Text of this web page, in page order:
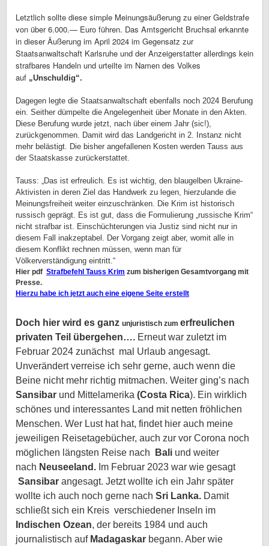
Letztlich sollte diese simple Meinungsäußerung zu einer Geldstrafe
von über 6.000.— Euro führen. Das Amtsgericht Bruchsal erkannte
in dieser Äußerung im April 2024 im Gegensatz zur
Staatsanwaltschaft Karlsruhe und der Anzeigerstatter allerdings kein
strafbares Handeln und urteilte im Namen des Volkes
auf „Unschuldig“.
Dagegen legte die Staatsanwaltschaft ebenfalls noch 2024 Berufung
ein. Seither dümpelte die Angelegenheit über Monate in den Akten.
Diese Berufung wurde jetzt, nach über einem Jahr (sic!),
zurückgenommen. Damit wird das Landgericht in 2. Instanz nicht
mehr belästigt. Die bisher angefallenen Kosten werden Tauss aus
der Staatskasse zurückerstattet.
Tauss: „Das ist erfreulich. Es ist wichtig, den blaugelben Ukraine-
Aktivisten in deren Ziel das Handwerk zu legen, hierzulande die
Meinungsfreiheit weiter einzuschränken. Die Krim ist historisch
russisch geprägt. Es ist gut, dass die Formulierung „russische Krim“
nicht strafbar ist. Einschüchterungen via Justiz sind nicht nur in
diesem Fall inakzeptabel. Der Vorgang zeigt aber, womit alle in
diesem Konflikt rechnen müssen, wenn man für
Völkerverständigung eintritt.“
Hier pdf Strafbefehl Tauss Krim zum bisherigen Gesamtvorgang mit
Presse.
Hierzu habe ich jetzt auch eine eigene Seite erstellt
Doch hier wird es ganz unjuristisch zum erfreulichen
privaten Teil übergehen…. Erneut war zuletzt im
Februar 2024 zunächst mal Urlaub angesagt.
Unverändertverreise ich sehr gerne, auch wenn die
Beine nicht mehr richtig mitmachen. Weiter ging’s nach
Sansibar und Mittelamerika (Costa Rica). Ein wirklich
schönes und interessantes Land mit netten fröhlichen
Menschen. Wer Lust hat hat, findet hier auch meine
jeweiligen Reisetagebücher, auch zur vor Corona noch
möglichen längsten Reise nach
Bali und weiter
nach Neuseeland. Im Februar 2023 war wie gesagt
Sansibar angesagt. Jetzt wollte ich ein Jahr später
wollte ich auch noch gerne nach Sri Lanka. Damit
schließt sich ein Kreis verschiedener Inseln im
Indischen Ozean, der bereits 1984 und auch
journalistisch auf Madagaskar begann. Aber wie